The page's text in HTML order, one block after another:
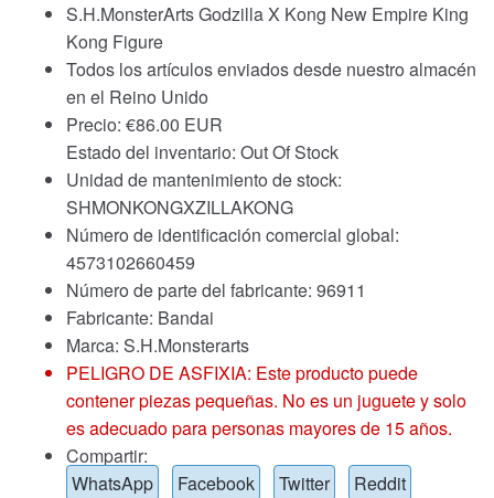
S.H.MonsterArts Godzilla X Kong New Empire King
Kong Figure
Todos los artículos enviados desde nuestro almacén
en el Reino Unido
Precio: €86.00 EUR
Estado del inventario: Out Of Stock
Unidad de mantenimiento de stock:
SHMONKONGXZILLAKONG
Número de identificación comercial global:
4573102660459
Número de parte del fabricante: 96911
Fabricante: Bandai
Marca: S.H.Monsterarts
PELIGRO DE ASFIXIA: Este producto puede
contener piezas pequeñas. No es un juguete y solo
es adecuado para personas mayores de 15 años.
Compartir:
WhatsApp
Facebook Twitter Reddit